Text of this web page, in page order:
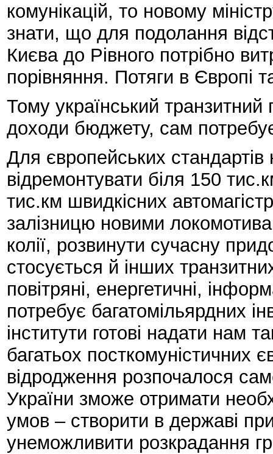
комунікацій, то новому
знати, що для подолання
Києва до Рівного потрібно
порівняння. Потяги в Європі
Тому український
доходи бюджету, сам потребує
Для європейських стандартів
відремонтувати біля 150
тис.км швидкісних
залізницю новими
колії, розвинути сучасну
стосується й інших
повітряні, енергетичні,
потребує багатомільярдних
інститути готові надати нам
багатьох посткомуністичних
відродження розпочалося
України зможе отримати
умов – створити в державі
унеможливити розкрадання